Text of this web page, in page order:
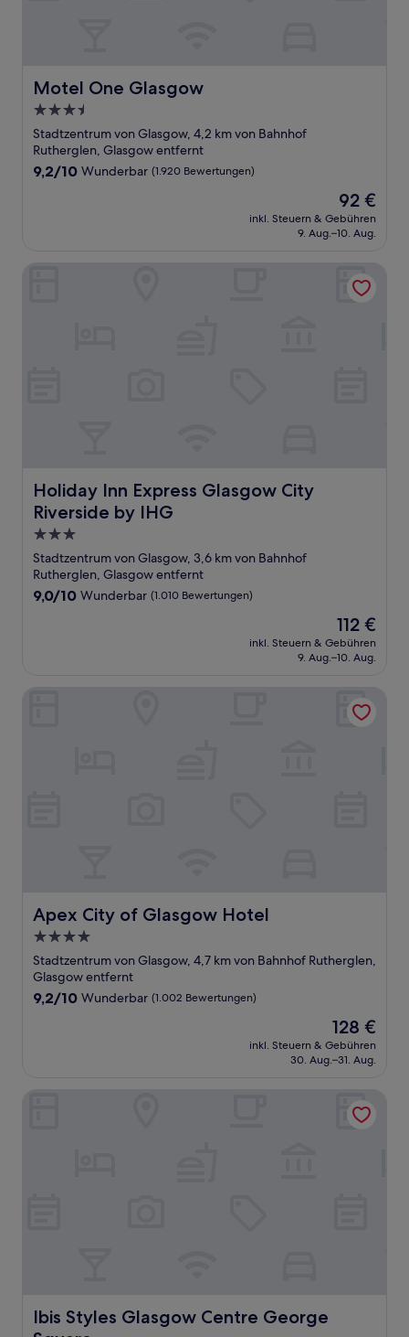
Motel One Glasgow
Motel One Glasgow
3.5-
Sterne-
Unterkunft
Stadtzentrum von Glasgow, 4,2 km von Bahnhof
Rutherglen, Glasgow entfernt
9.2
9,2/10 Wunderbar (1.920 Bewertungen)
Der
Preis
beträgt
92 €
inkl. Steuern & Gebühren
9. Aug.–10. Aug.
Holiday Inn Express Glasgow City
Riverside by IHG
Holiday Inn Express Glasgow City Riverside by IHG
3.0-
Sterne-
Unterkunft
Stadtzentrum von Glasgow, 3,6 km von Bahnhof
Rutherglen, Glasgow entfernt
9.0
9,0/10 Wunderbar (1.010 Bewertungen)
Der
Preis
beträgt
112 €
inkl. Steuern & Gebühren
9. Aug.–10. Aug.
Holiday Inn Express Glasgow City Riverside by IHG
Apex City of Glasgow Hotel
Apex City of Glasgow Hotel
4.0-
Sterne-
Unterkunft
Stadtzentrum von Glasgow, 4,7 km von Bahnhof Rutherglen,
Glasgow entfernt
9.2
9,2/10 Wunderbar (1.002 Bewertungen)
Der
Preis
beträgt
128 €
inkl. Steuern & Gebühren
30. Aug.–31. Aug.
Ibis Styles Glasgow Centre George
Ibis Styles Glasgow Centre George Square